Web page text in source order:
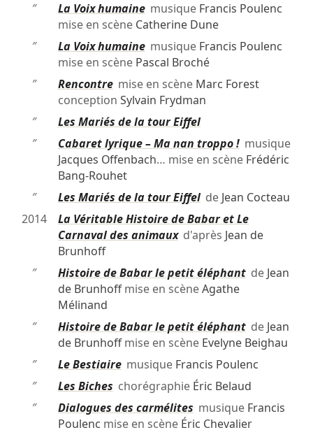
″
La Voix humainemusique Francis Poulenc
mise en scène Catherine Dune
″
La Voix humainemusique Francis Poulenc
mise en scène Pascal Broché
″
Rencontremise en scène Marc Forest
conception Sylvain Frydman
″
Les Mariés de la tour Eiffel
″
Cabaret lyrique – Ma nan troppo !musique
Jacques Offenbach… mise en scène Frédéric
Bang-Rouhet
″
Les Mariés de la tour Eiffelde Jean Cocteau
2014
La Véritable Histoire de Babar et Le
Carnaval des animauxd'après Jean de
Brunhoff
″
Histoire de Babar le petit éléphantde Jean
de Brunhoffmise en scèneAgathe
Mélinand
″
Histoire de Babar le petit éléphantde Jean
de Brunhoffmise en scène Evelyne Beighau
″
Le Bestiairemusique Francis Poulenc
″
Les Biches chorégraphie Éric Belaud
″
Dialogues des carmélites musique Francis
Poulenc mise en scène Éric Chevalier